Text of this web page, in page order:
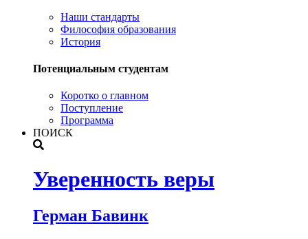
Наши стандарты
Философия образования
История
Потенциальным студентам
Коротко о главном
Поступление
Программа
ПОИСК
Уверенность веры
Герман Бавинк